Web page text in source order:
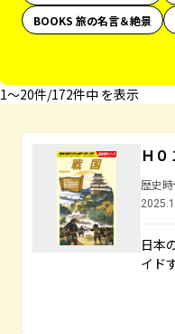
BOOKS 旅の名言＆絶景
1〜20件/172件中 を表示
Ｈ
歴史
日本
イド